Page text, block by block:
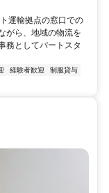
運輸拠点の窓口での
がら、地域の物流を
務としてパートスタ
経験者歓迎
制服貸与